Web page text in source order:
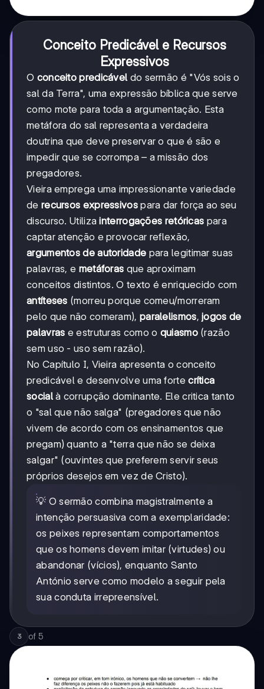
Conceito Predicável e Recursos
Expressivos
O conceito predicável do sermão é "Vós sois o
sal da Terra", uma expressão bíblica que serve
como mote para toda a argumentação. Esta
metáfora do sal representa a verdadeira
doutrina que deve preservar o que é são e
impedir que se corrompa – a missão dos
pregadores.
Vieira emprega uma impressionante variedade
de recursos expressivospara dar força ao seu
discurso. Utilizainterrogações retóricas para
captar atenção e provocar reflexão,
argumentos de autoridade para legitimar suas
palavras, e metáforas que aproximam
conceitos distintos. O texto é enriquecido com
antíteses (morreu porque comeu/morreram
pelo que não comeram), paralelismos,jogos de
palavras e estruturas como o quiasmo(razão
sem uso - uso sem razão).
No Capítulo I, Vieira apresenta o conceito
predicável e desenvolve uma fortecrítica
socialà corrupção dominante. Ele critica tanto
o "sal que não salga" (pregadores que não
vivem de acordo com os ensinamentos que
pregam) quanto a "terra que não se deixa
salgar" (ouvintes que preferem servir seus
próprios desejos em vez de Cristo).
💡 O sermão combina magistralmente a
intenção persuasiva com a exemplaridade:
os peixes representam comportamentos
que os homens devem imitar (virtudes) ou
abandonar (vícios), enquanto Santo
António serve como modelo a seguir pela
sua conduta irrepreensível.
3 of 5